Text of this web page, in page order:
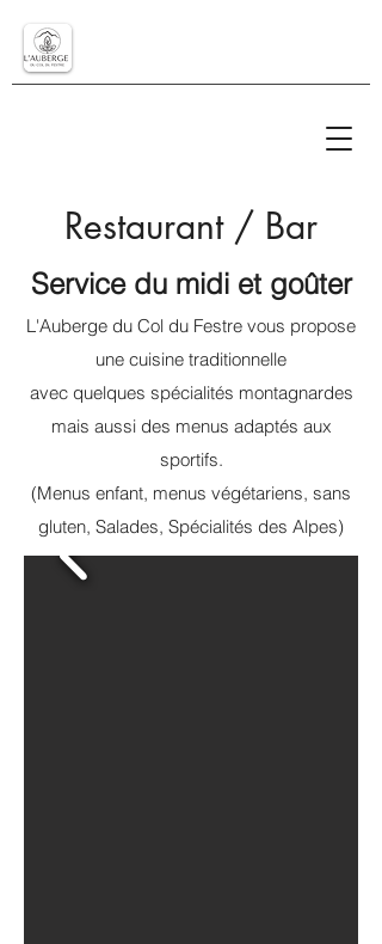
Restaurant / Bar
Service du midi et goûter
L'Auberge du Col du Festre vous propose
une cuisine traditionnelle
avec quelques spécialités montagnardes
mais aussi des menus adaptés aux
sportifs.
(Menus enfant, menus végétariens, sans
gluten, Salades, Spécialités des Alpes)